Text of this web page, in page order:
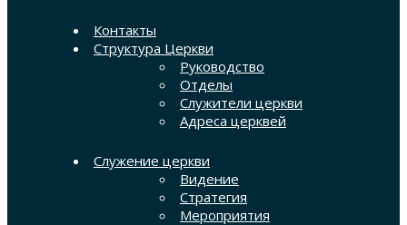
Контакты
Структура Церкви
Руководство
Отделы
Служители церкви
Адреса церквей
Служение церкви
Видение
Стратегия
Мероприятия